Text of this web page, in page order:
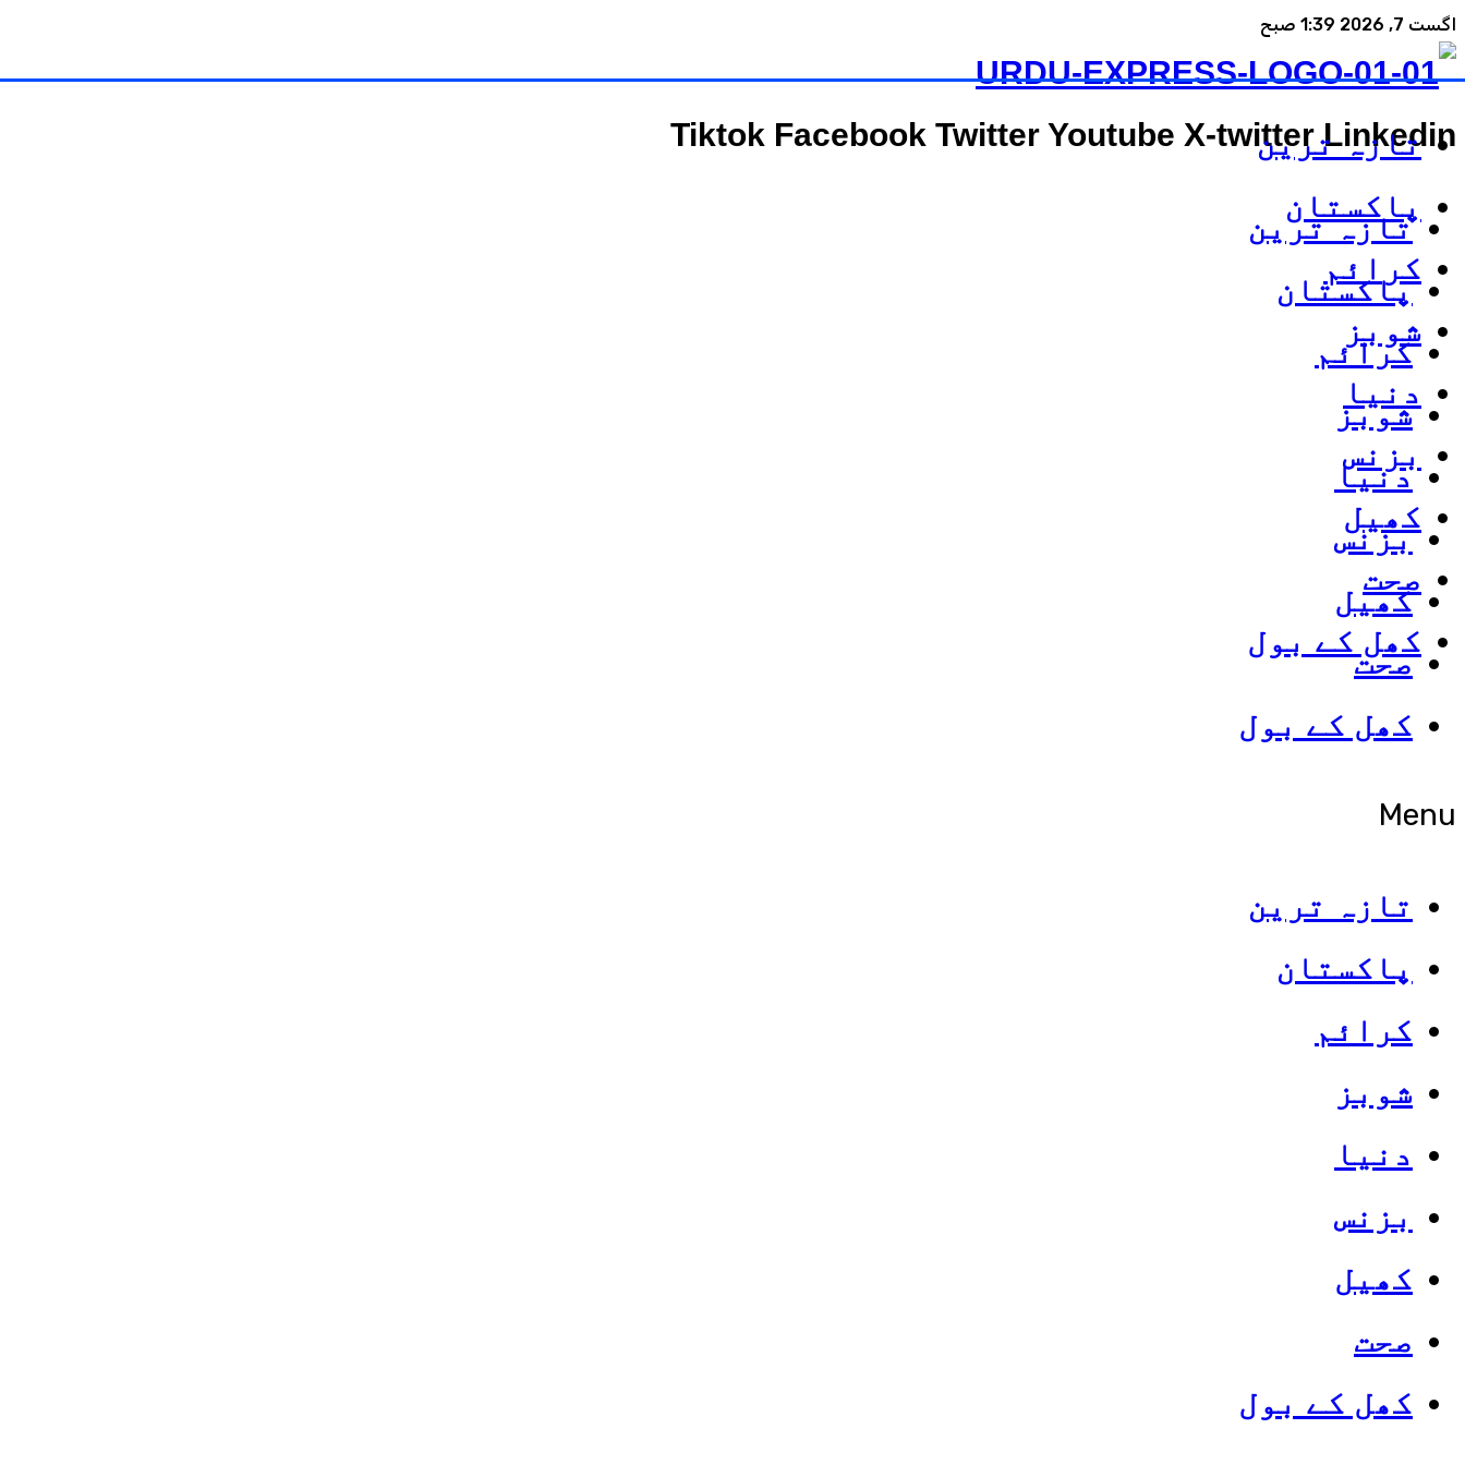
اگست 7, 2026 1:39 صبح
Tiktok Facebook Twitter Youtube X-twitter Linkedin
تازہ ترین
پاکستان
کرائم
شوبز
دنیا
بزنس
کھیل
صحت
کھل کے بول
Menu
تازہ ترین
پاکستان
کرائم
شوبز
دنیا
بزنس
کھیل
صحت
کھل کے بول
تازہ ترین
پاکستان
کرائم
شوبز
دنیا
بزنس
کھیل
صحت
کھل کے بول